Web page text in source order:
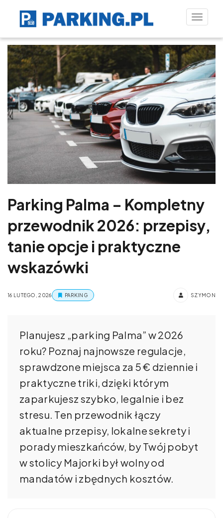
Toggle
Parking Palma – Kompletny
przewodnik 2026: przepisy,
tanie opcje i praktyczne
wskazówki
16 LUTEGO, 2026 PARKING SZYMON
Planujesz „parking Palma” w 2026
roku? Poznaj najnowsze regulacje,
sprawdzone miejsca za 5 € dziennie i
praktyczne triki, dzięki którym
zaparkujesz szybko, legalnie i bez
stresu. Ten przewodnik łączy
aktualne przepisy, lokalne sekrety i
porady mieszkańców, by Twój pobyt
w stolicy Majorki był wolny od
mandatów i zbędnych kosztów.